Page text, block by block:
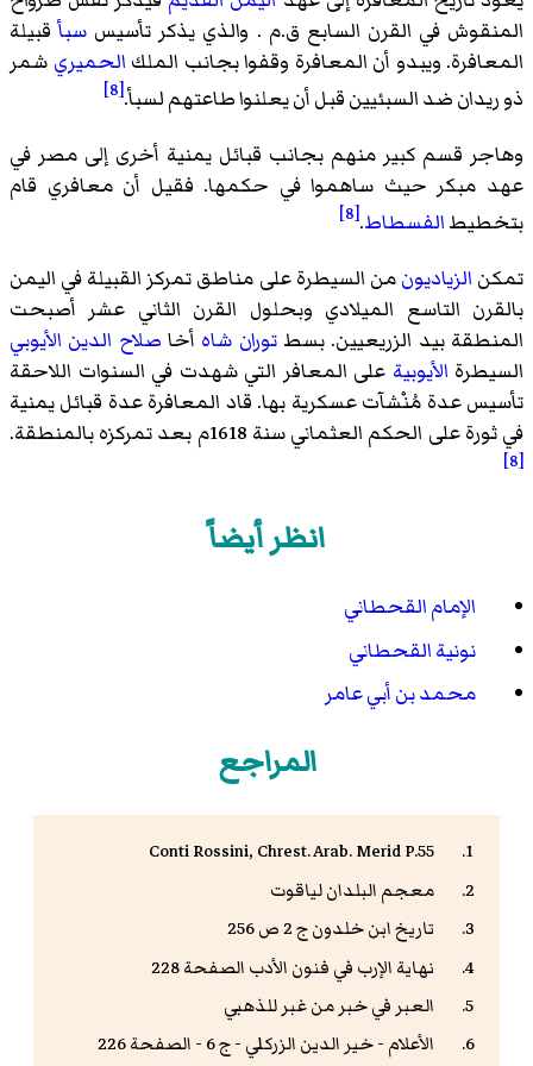
المنقوش في القرن السابع ق.م . والذي يذكر تأسيس سبأقبيلة
المعافرة. ويبدو أن المعافرة وقفوا بجانب الملك الحميري شمر
ذو ريدان ضد السبئيين قبل أن يعلنوا طاعتهم لسبأ.[8]
وهاجر قسم كبير منهم بجانب قبائل يمنية أخرى إلى مصر في
عهد مبكر حيث ساهموا في حكمها. فقيل أن معافري قام
بتخطيطالفسطاط.
[8]
تمكن الزياديونمن السيطرة على مناطق تمركز القبيلة في اليمن
بالقرن التاسع الميلادي وبحلول القرن الثاني عشر أصبحت
المنطقة بيد الزريعيين. بسطتوران شاه أخا صلاح الدين الأيوبي
السيطرة الأيوبية على المعافر التي شهدت في السنوات اللاحقة
تأسيس عدة مُنْشآت عسكرية بها. قاد المعافرة عدة قبائل يمنية
في ثورة على الحكم العثماني سنة 1618م بعد تمركزه بالمنطقة.
[8]
انظر أيضاً
الإمام القحطاني
نونية القحطاني
محمد بن أبي عامر
المراجع
Conti Rossini, Chrest. Arab. Merid P.55
معجم البلدان لياقوت
تاريخ ابن خلدون ج 2 ص 256
نهاية الإرب في فنون الأدب الصفحة 228
العبر في خبر من غبر للذهبي
الأعلام - خير الدين الزركلي - ج 6 - الصفحة 226